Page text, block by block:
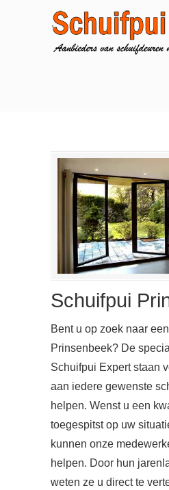
Schuifpui
Bent u op zoek naar
Prinsenbeek? De
Schuifpui Expert staan
aan iedere gewenste
helpen. Wenst u een
toegespitst op uw
kunnen onze
helpen. Door hun
weten ze u direct te